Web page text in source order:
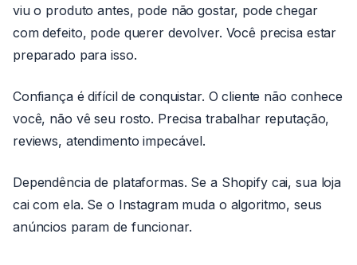
viu o produto antes, pode não gostar, pode chegar
com defeito, pode querer devolver. Você precisa estar
preparado para isso.
Confiança é difícil de conquistar. O cliente não conhece
você, não vê seu rosto. Precisa trabalhar reputação,
reviews, atendimento impecável.
Dependência de plataformas. Se a Shopify cai, sua loja
cai com ela. Se o Instagram muda o algoritmo, seus
anúncios param de funcionar.